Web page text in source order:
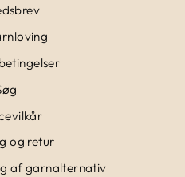
og retur
af garnalternativ